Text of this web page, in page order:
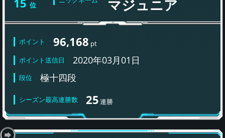
位 マジュニア
ポイント 96,168 pt
ポイント送信日
2020年03月01日
段位 極十四段
シーズン最高連勝数 25連勝